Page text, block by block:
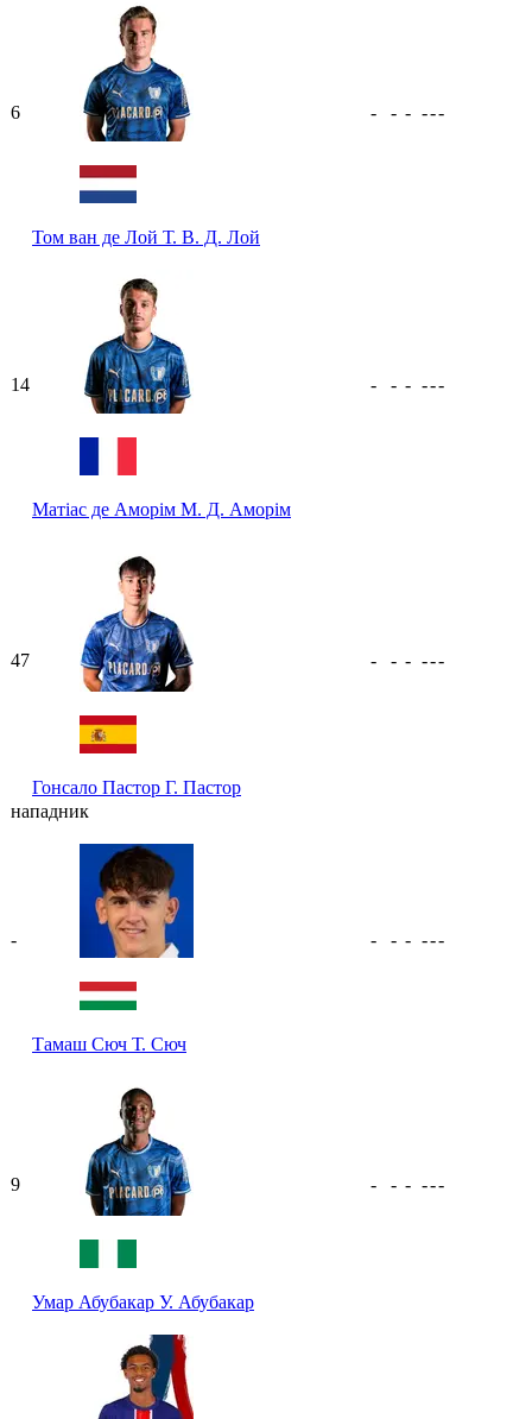
6
Том ван де Лой Т. В. Д. Лой
- - - ---
14
Матіас де Аморім М. Д. Аморім
- - - ---
47
Гонсало Пастор Г. Пастор
- - - ---
нападник
-
Тамаш Сюч Т. Сюч
- - - ---
9
Умар Абубакар У. Абубакар
- - - ---